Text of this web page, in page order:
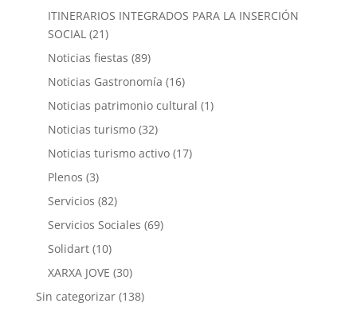
ITINERARIOS INTEGRADOS PARA LA INSERCIÓN
SOCIAL(21)
Noticias fiestas (89)
Noticias Gastronomía (16)
Noticias patrimonio cultural (1)
Noticias turismo(32)
Noticias turismo activo(17)
Plenos (3)
Servicios (82)
Servicios Sociales (69)
Solidart(10)
XARXA JOVE (30)
Sin categorizar(138)